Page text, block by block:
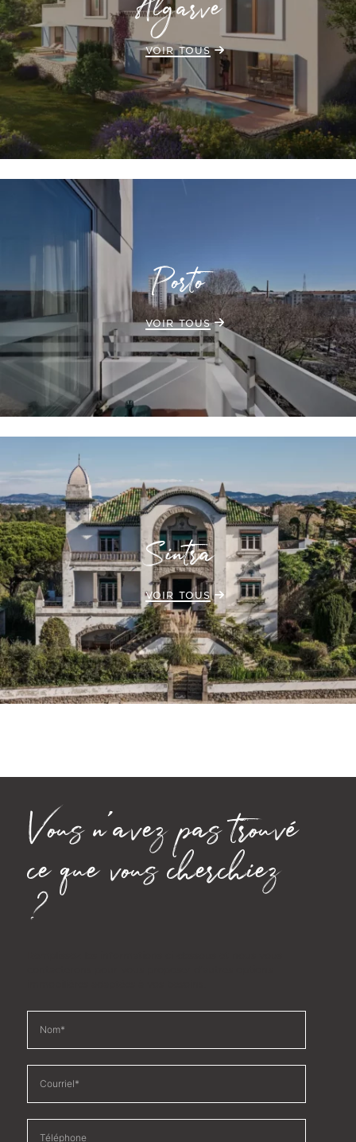
Algarve
VOIR TOUS
Porto
VOIR TOUS
Sintra
VOIR TOUS
Vous n'avez pas trouvé
ce que vous cherchiez
?